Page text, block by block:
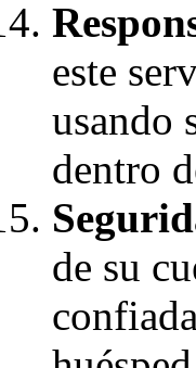
este
usando
dentro
de su